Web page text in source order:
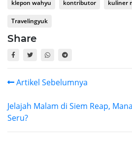
klepon wahyu kontributor kuliner
Travelingyuk
Share
Artikel Sebelumnya
Jelajah Malam di Siem Reap,
Seru?